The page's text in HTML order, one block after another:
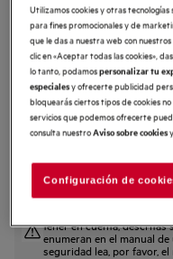
Con la freidora Deli 6 Air Fryer.
Resultados crujientes con la
nada de aceite
Resultados crujientes con la
nada de aceite.
tener en cuenta, descritas
enumeran en el manual
seguridad lea, por favor,
Utilizamos cookies y otras
para fines promocionales y de
que le das a nuestra web con
clic en «Aceptar todas las cookies»,
lo tanto, podamospersonalizar tu
especialesy ofrecerte publicidad
bloquearás ciertos tipos de cookies
servicios que podemos ofrecerte
consulta nuestroAviso sobre cookies
Configuración de